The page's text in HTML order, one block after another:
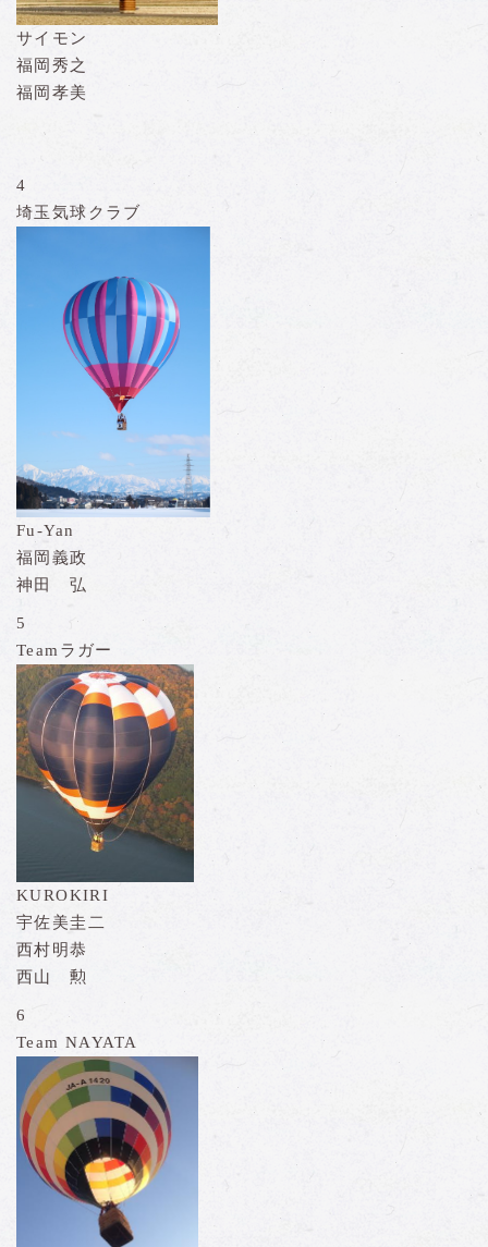
サイモン
福岡秀之
福岡孝美
4
埼玉気球クラブ
Fu-Yan
福岡義政
神田 弘
5
Teamラガー
KUROKIRI
宇佐美圭二
西村明恭
西山 勲
6
Team NAYATA